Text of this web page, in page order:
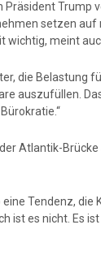
Präsident Trump
setzen
meint
die Belastung
auszufüllen.
Atlantik-
eine Tendenz,
ist es nicht. Es